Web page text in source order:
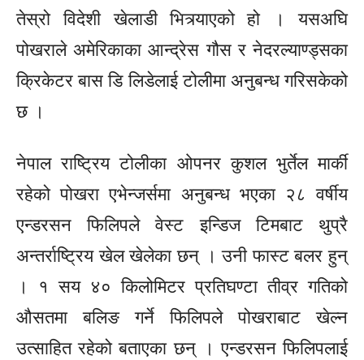
तेस्रो विदेशी खेलाडी भित्र्याएको हो । यसअघि
पोखराले अमेरिकाका आन्द्रेस गौस र नेदरल्याण्ड्सका
क्रिकेटर बास डि लिडेलाई टोलीमा अनुबन्ध गरिसकेको
छ ।
नेपाल राष्ट्रिय टोलीका ओपनर कुशल भुर्तेल मार्की
रहेको पोखरा एभेन्जर्समा अनुबन्ध भएका २८ वर्षीय
एन्डरसन फिलिपले वेस्ट इन्डिज टिमबाट थुप्रै
अन्तर्राष्ट्रिय खेल खेलेका छन् । उनी फास्ट बलर हुन्
। १ सय ४० किलोमिटर प्रतिघण्टा तीव्र गतिको
औसतमा बलिङ गर्ने फिलिपले पोखराबाट खेल्न
उत्साहित रहेको बताएका छन् । एन्डरसन फिलिपलाई